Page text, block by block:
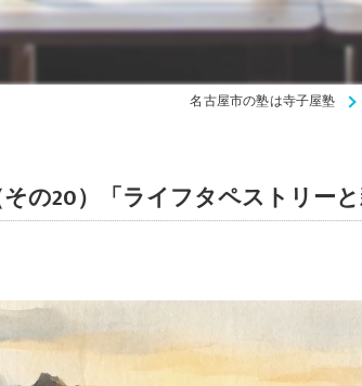
名古屋市の塾は寺子屋塾
の20）「ライフタペストリーと